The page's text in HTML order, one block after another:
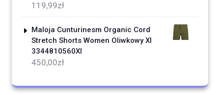
119,99zł
Maloja Cunturinesm Organic Cord
Stretch Shorts Women Oliwkowy Xl
3344810560Xl
450,00zł